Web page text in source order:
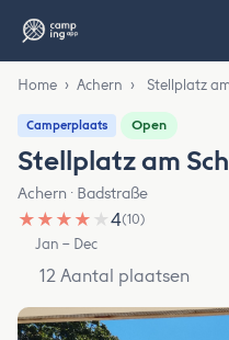
Home › Achern › Stellplatz
Camperplaats Open
Stellplatz am
Achern · Badstraße
★ ★ ★ ★ ★4(10)
Jan – Dec
12 Aantal plaatsen